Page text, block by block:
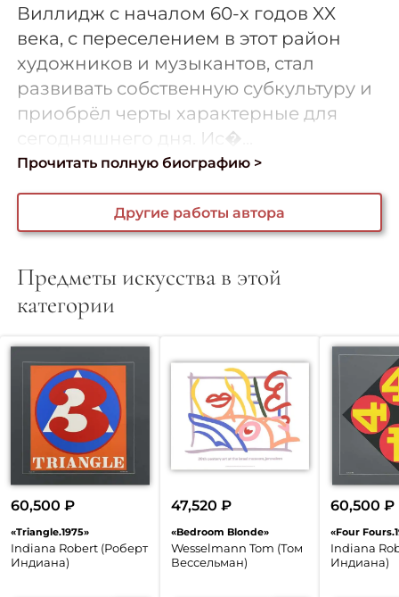
Виллидж с началом 60-х годов XX
века, с переселением в этот район
художников и музыкантов, стал
развивать собственную субкультуру и
приобрёл черты характерные для
сегодняшнего дня. Ис�...
Прочитать полную биографию >
Другие работы автора
Предметы искусства в этой
категории
«Triangle.1975»
Indiana Robert (Роберт
Индиана)
60,500₽
«Bedroom Blonde»
Wesselmann Tom (Том
Вессельман)
47,520 ₽
«Four
Indiana
Индиана)
60,500 ₽